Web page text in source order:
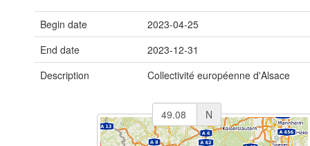
Begin date
2023-04-25
End date
2023-12-31
Description
Collectivité européenne d'Alsace
N